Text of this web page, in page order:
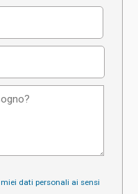
dati personali ai sensi